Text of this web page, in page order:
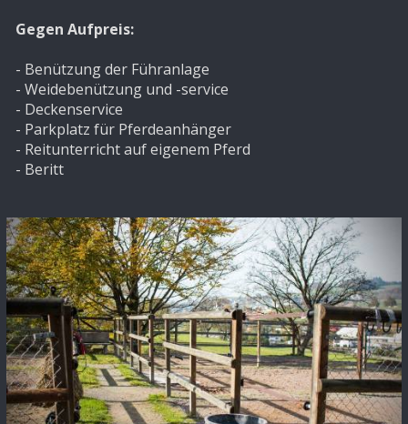
Gegen Aufpreis:
- Benützung der Führanlage
- Weidebenützung und -service
- Deckenservice
- Parkplatz für Pferdeanhänger
- Reitunterricht auf eigenem Pferd
- Beritt